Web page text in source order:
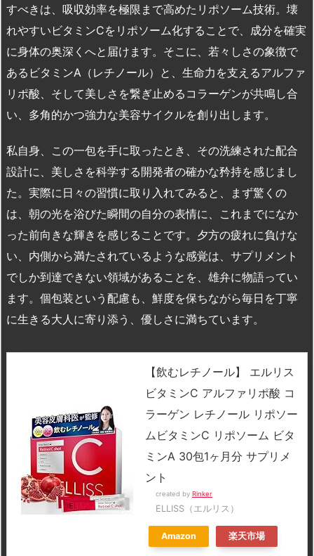
すべきは、吸収効率を極限まで高めたリポソーム技術。壊
れやすいビタミンCをリポソーム化することで、成分を確実
に身体の奥深くへと届けます。そこに、若々しさの象徴で
あるビタミンA（レチノール）と、生命力を支えるアルファ
リポ酸、そして美しさを繋ぎ止めるコラーゲンが共鳴し合
い、多角的かつ強力な美容サイクルを創り出します。
私自身、この一包を手に取ったとき、その洗練された配合
設計に、美しさを科学する開発者の確かな矜持を感じまし
た。実際に日々の習慣に取り入れてみると、まず驚くの
は、朝の光を浴びた瞬間の自分の表情に、これまでになか
った前向きな輝きを感じることです。夕方の疲れに負けな
い、内側から満たされているような感覚は、サプリメント
でしか到達できない領域があることを、雄弁に物語ってい
ます。個包装という配慮も、鮮度を保ちながら毎日を丁寧
に生きる大人に寄り添う、優しさに満ちています。
【飲むレチノール】 エルリス
ビタミンC アルファリポ酸 コ
ラーゲン レチノール リポソー
ムビタミンC リポソーム ビタ
ミンA 30包1ヶ月分 サプリメ
ント
created by Rinker
ELLISS（エルリス）
Amazon 楽天市場